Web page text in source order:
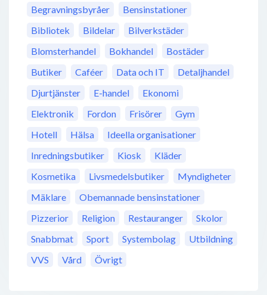
Begravningsbyråer
Bensinstationer
Bibliotek
Bildelar
Bilverkstäder
Blomsterhandel
Bokhandel
Bostäder
Butiker
Caféer Data och IT
Detaljhandel
Djurtjänster
E-handel
Ekonomi
Elektronik
Fordon Frisörer
Gym
Hotell
Hälsa
Ideella organisationer
Inredningsbutiker
Kiosk
Kläder
Kosmetika
Livsmedelsbutiker
Myndigheter
Mäklare
Obemannade bensinstationer
Pizzerior
Religion Restauranger
Skolor
Snabbmat
Sport Systembolag
Utbildning
VVS
Vård Övrigt